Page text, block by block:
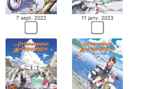
7 sept. 2022 11 janv. 2023